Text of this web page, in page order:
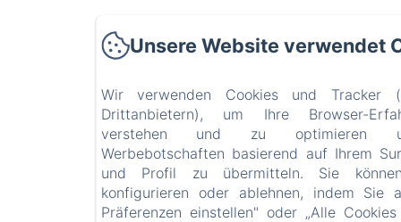
Unsere Website verwendet
Wir verwenden Cookies und Tracker
Drittanbietern), um Ihre Browser-
verstehen und zu optimieren
Werbebotschaften basierend auf Ihrem
und Profil zu übermitteln. Sie
konfigurieren oder ablehnen, indem Sie
Präferenzen einstellen" oder „Alle